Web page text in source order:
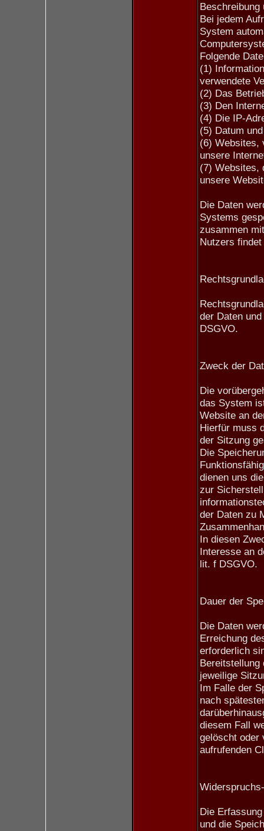
Beschreibung
Bei jedem
System
Folgende
(1)
verwendete
(2) Das
(3) Den
(4) Die IP-
(5) Datum
(6) Websites,
unsere
(7) Websites,
unsere
Die Daten
Systems
zusammen
Nutzers
der Daten
DSGVO.
Zweck der
Die
das System
Website an
Hierfür muss
der Sitzung
Die
dienen uns
zur
der Daten zu
In diesen
Interesse an
lit. f DSGVO.
Dauer der
Die Daten
Erreichung
erforderlich
Bereitstellung
jeweilige
Im Falle der
nach
diesem Fall
gelöscht oder
aufrufenden
Die
und die